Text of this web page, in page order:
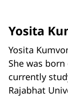
Yosita
Yosita
She was
currently
Rajabhat